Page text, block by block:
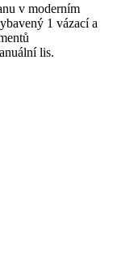
v moderním
1 vázací a
lis.